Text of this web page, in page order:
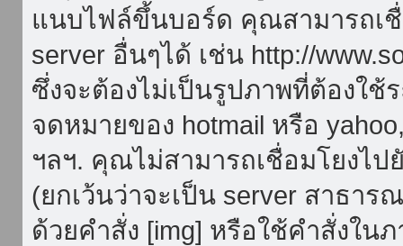
แนบไฟล์ขึ้นบอร์ด คุณสามารถเชื่
server อื่นๆได้ เช่น http://
ซึ่งจะต้องไม่เป็นรูปภาพที่ต้องใ
จดหมายของ hotmail หรือ
ฯลฯ. คุณไม่สามารถเชื่อมโยงไ
(ยกเว้นว่าจะเป็น server สาธาร
ด้วยคำสั่ง [img] หรือใช้คำสั่งใ